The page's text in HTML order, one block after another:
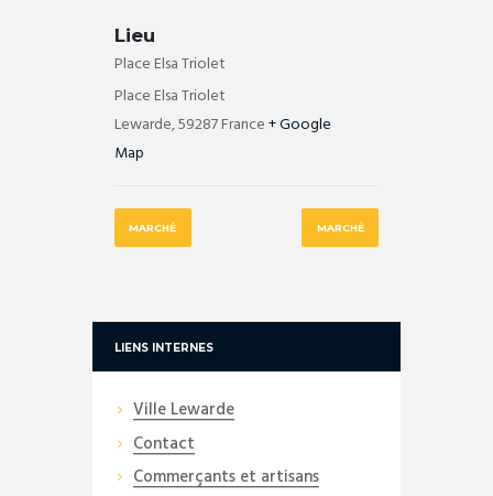
Lieu
Place Elsa Triolet
Place Elsa Triolet
Lewarde,59287France+ Google
Map
MARCHÉ MARCHÉ
LIENS INTERNES
Ville Lewarde
Contact
Commerçants et artisans